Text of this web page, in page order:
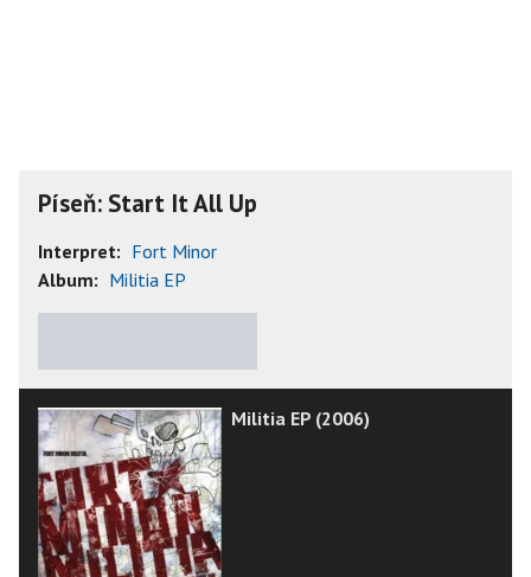
Píseň: Start It All Up
Interpret: Fort Minor
Album: Militia EP
Militia EP (2006)